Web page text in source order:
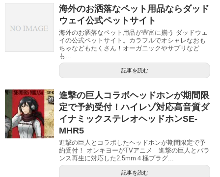
海外のお洒落なペット用品ならダッド
ウェイ公式ペットサイト
海外のお洒落なペット用品が豊富に揃う ダッドウェ
イの公式ペットサイト。カラフルでオシャレなおも
ちゃなどもたくさん！オーガニックやサプリなど
も...
記事を読む
進撃の巨人コラボヘッドホンが期間限
定で予約受付！ハイレゾ対応高音質ダ
イナミックステレオヘッドホンSE-
MHR5
進撃の巨人とコラボしたヘッドホンが期間限定で予
約受付！ オンキヨーがTVアニメ 進撃の巨人とバラ
ンス再生に対応した2.5mm４極プラグ...
記事を読む